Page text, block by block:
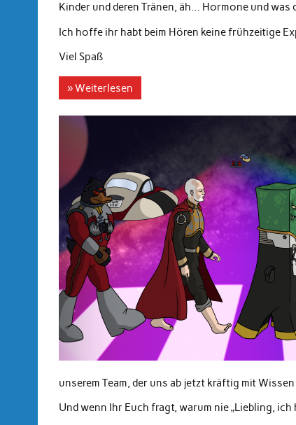
Kinder und deren Tränen, äh… Hormone und was
Ich hoffe ihr habt beim Hören keine frühzeitige
Viel Spaß
» Weiterlesen
unserem Team, der uns ab jetzt kräftig mit
Und wenn Ihr Euch fragt, warum nie „Liebling,